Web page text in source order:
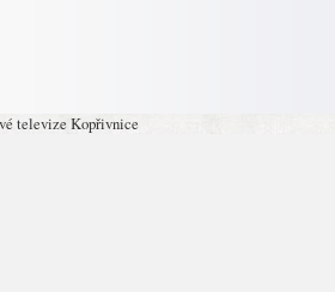
televize Kopřivnice